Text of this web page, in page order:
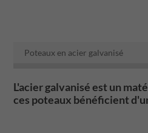
Poteaux en acier galvanisé
L'acier galvanisé est un
ces poteaux bénéficient